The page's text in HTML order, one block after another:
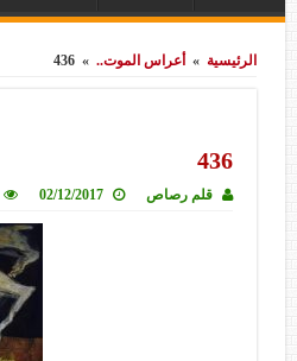
الرئيسية » أعراس الموت.. »
436
436
قلم رصاص 02/12/2017